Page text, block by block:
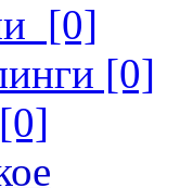
[0]
[0]